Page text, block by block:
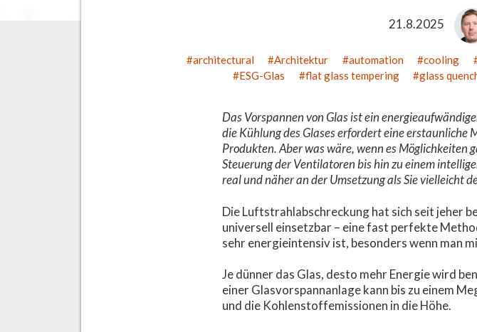
21.8.2025
architectural Architektur automation cooling
ESG-Glas
flat glass tempering glass
Das Vorspannen von Glas ist ein
die Kühlung des Glases erfordert eine erstaunliche
Produkten. Aber was wäre, wenn es Möglichkeiten
Steuerung der Ventilatoren bis hin zu einem
real und näher an der Umsetzung als Sie vielleicht
Die Luftstrahlabschreckung hat sich seit jeher
universell einsetzbar – eine fast perfekte
sehr energieintensiv ist, besonders wenn man
Je dünner das Glas, desto mehr Energie wird
einer Glasvorspannanlage kann bis zu einem
und die Kohlenstoffemissionen in die Höhe.